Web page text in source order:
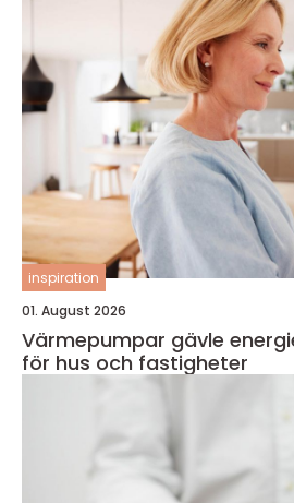
inspiration
01. August 2026
Värmepumpar gävle energieffektiv värme
för hus och fastigheter